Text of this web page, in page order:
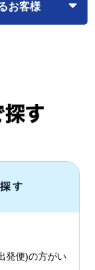
お客様
発便)の方がい